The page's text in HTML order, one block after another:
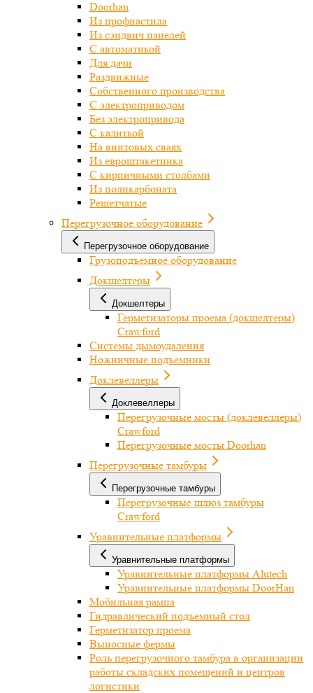
Doorhan
Из профнастила
Из сэндвич панелей
С автоматикой
Для дачи
Раздвижные
Собственного производства
С электроприводом
Без электропривода
С калиткой
На винтовых сваях
Из евроштакетника
С кирпичными столбами
Из поликарбоната
Решетчатые
Перегрузочное оборудование
Перегрузочное оборудование
Грузоподъёмное оборудование
Докшелтеры
Докшелтеры
Герметизаторы проема (докшелтеры)
Crawford
Системы дымоудаления
Ножничные подъемники
Доклевеллеры
Доклевеллеры
Перегрузочные мосты (доклевеллеры)
Crawford
Перегрузочные мосты Doorhan
Перегрузочные тамбуры
Перегрузочные тамбуры
Перегрузочные шлюз тамбуры
Crawford
Уравнительные платформы
Уравнительные платформы
Уравнительные платформы Alutech
Уравнительные платформы DoorHan
Мобильная рампа
Гидравлический подъемный стол
Герметизатор проема
Выносные фермы
Роль перегрузочного тамбура в организации
работы складских помещений и центров
логистики